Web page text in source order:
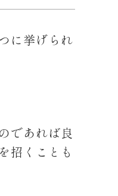
に挙げられ
であれば良
招くことも